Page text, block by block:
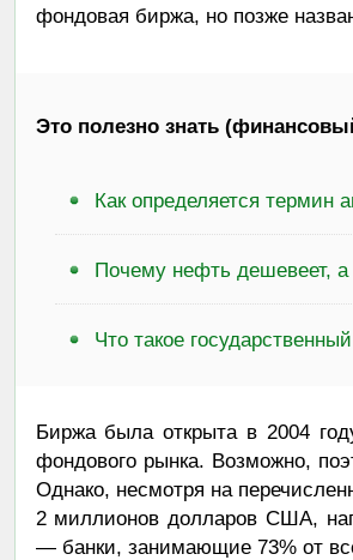
фондовая биржа, но позже
Это полезно знать
Как определяется термин
Почему нефть дешевеет, а
Что такое
Биржа была открыта в 2004
фондового рынка. Возможно,
Однако, несмотря на
2 миллионов долларов США,
— банки, занимающие 73% от